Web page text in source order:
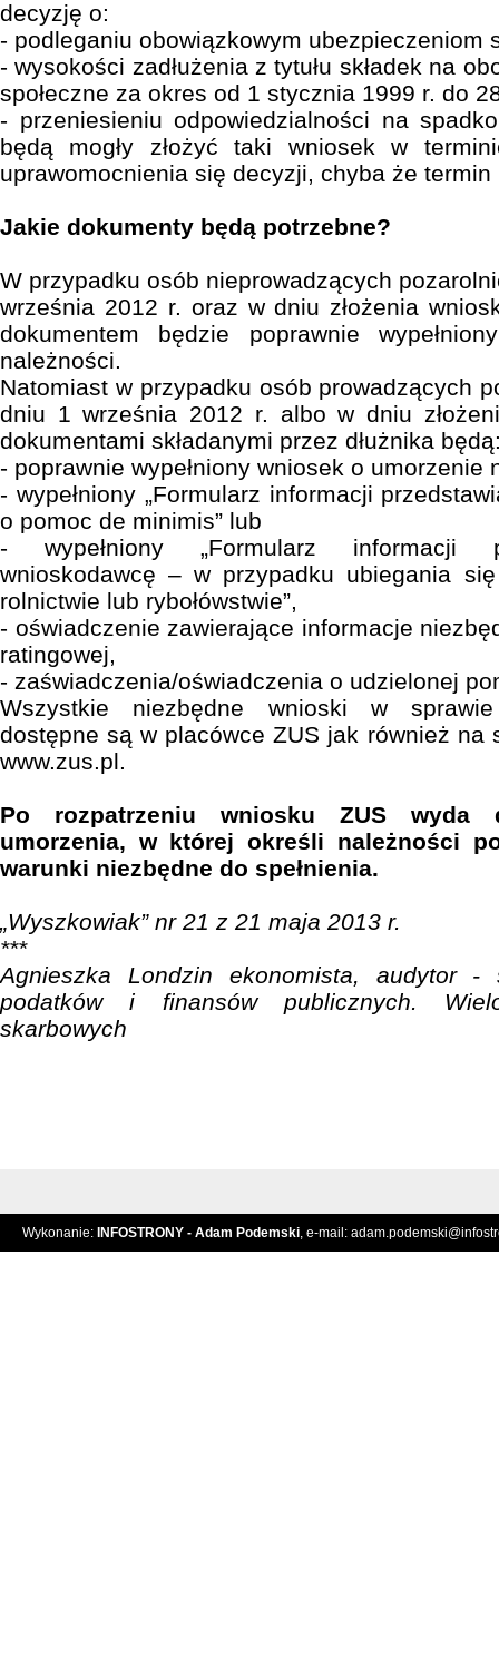
decyzję o:
- podleganiu obowiązkowym ubezpieczeniom
- wysokości zadłużenia z tytułu składek na
społeczne za okres od 1 stycznia 1999 r. do
- przeniesieniu odpowiedzialności na
będą mogły złożyć taki wniosek w
uprawomocnienia się decyzji, chyba że termin
Jakie dokumenty będą potrzebne?
W przypadku osób nieprowadzących
września 2012 r. oraz w dniu złożenia
dokumentem będzie poprawnie
należności.
Natomiast w przypadku osób prowadzących
dniu 1 września 2012 r. albo w dniu
dokumentami składanymi przez dłużnika
- poprawnie wypełniony wniosek o umorzenie
- wypełniony „Formularz informacji
o pomoc de minimis” lub
- wypełniony „Formularz informacji
wnioskodawcę – w przypadku ubiegania
rolnictwie lub rybołówstwie”,
- oświadczenie zawierające informacje
ratingowej,
- zaświadczenia/oświadczenia o udzielonej
Wszystkie niezbędne wnioski w
dostępne są w placówce ZUS jak również na
www.zus.pl.
Po rozpatrzeniu wniosku ZUS wyda
umorzenia, w której określi należności
warunki niezbędne do spełnienia.
„Wyszkowiak” nr 21 z 21 maja 2013 r.
***
Agnieszka Londzin ekonomista, audytor -
podatków i finansów publicznych.
skarbowych
Wykonanie: INFOSTRONY - Adam Podemski, e-mail: